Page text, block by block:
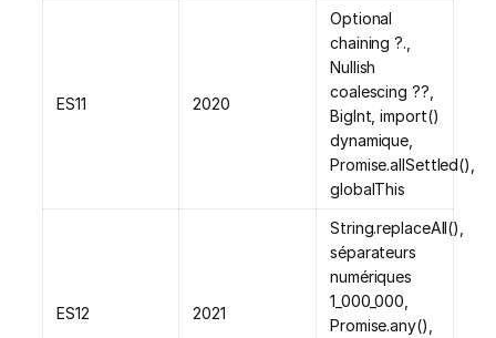
ES11 2020
Optional
chaining ?.,
Nullish
coalescing ??,
BigInt, import()
dynamique,
Promise.allSettled(),
globalThis
ES12 2021
String.replaceAll(),
séparateurs
numériques
1_000_000,
Promise.any(),